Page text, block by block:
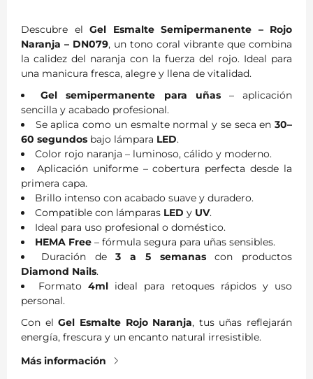
Descubre el Gel Esmalte Semipermanente – Rojo
Naranja – DN079, un tono coral vibrante que combina
la calidez del naranja con la fuerza del rojo. Ideal para
una manicura fresca, alegre y llena de vitalidad.
Gel semipermanente para uñas– aplicación
sencilla y acabado profesional.
Se aplica como un esmalte normal y se seca en30–
60 segundos bajo lámpara LED.
Color rojo naranja – luminoso, cálido y moderno.
Aplicación uniforme – cobertura perfecta desde la
primera capa.
Brillo intenso con acabado suave y duradero.
Compatible con lámparas LED y UV.
Ideal para uso profesional o doméstico.
HEMA Free – fórmula segura para uñas sensibles.
Duración de3 a 5 semanascon productos
Diamond Nails.
Formato 4ml ideal para retoques rápidos y uso
personal.
Con elGel Esmalte Rojo Naranja, tus uñas reflejarán
energía, frescura y un encanto natural irresistible.
Más información